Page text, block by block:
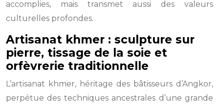
accomplies, mais transmet aussi des valeurs
culturelles profondes.
Artisanat khmer : sculpture sur
pierre, tissage de la soie et
orfèvrerie traditionnelle
L’artisanat khmer, héritage des bâtisseurs d’Angkor,
perpétue des techniques ancestrales d’une grande